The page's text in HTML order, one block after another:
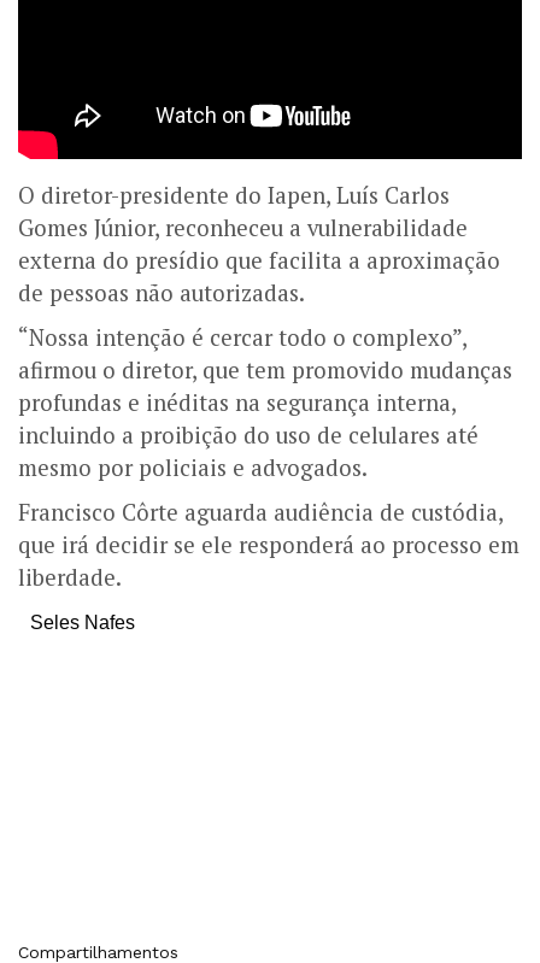
O diretor-presidente do Iapen, Luís Carlos
Gomes Júnior, reconheceu a vulnerabilidade
externa do presídio que facilita a aproximação
de pessoas não autorizadas.
“Nossa intenção é cercar todo o complexo”,
afirmou o diretor, que tem promovido mudanças
profundas e inéditas na segurança interna,
incluindo a proibição do uso de celulares até
mesmo por policiais e advogados.
Francisco Côrte aguarda audiência de custódia,
que irá decidir se ele responderá ao processo em
liberdade.
Seles Nafes
Compartilhamentos